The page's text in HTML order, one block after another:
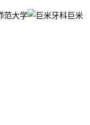
范大学 巨米